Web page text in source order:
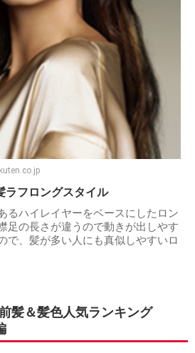
フロングスタイル
るハイレイヤーをベースにしたロン
足の長さが違うので動きが出しやす
で、髪が多い人にも真似しやすいロ
髪＆髪色人気ランキング